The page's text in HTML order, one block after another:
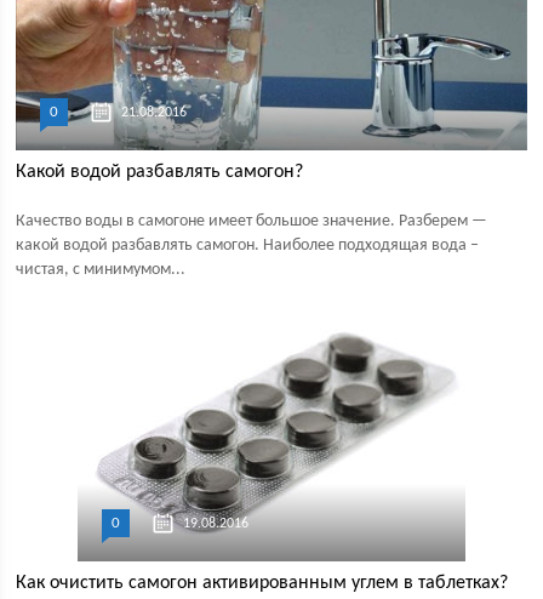
0 21.08.2016
Какой водой разбавлять самогон?
Качество воды в самогоне имеет большое значение. Разберем —
какой водой разбавлять самогон. Наиболее подходящая вода –
чистая, с минимумом...
0 19.08.2016
Как очистить самогон активированным углем в таблетках?